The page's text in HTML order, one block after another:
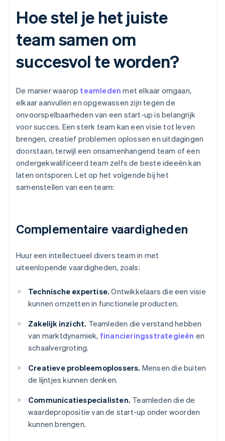
Hoe stel je het juiste
team samen om
succesvol te worden?
De manier waarop teamleden met elkaar omgaan,
elkaar aanvullen en opgewassen zijn tegen de
onvoorspelbaarheden van een start-up is belangrijk
voor succes. Een sterk team kan een visie tot leven
brengen, creatief problemen oplossen en uitdagingen
doorstaan, terwijl een onsamenhangend team of een
ondergekwalificeerd team zelfs de beste ideeën kan
laten ontsporen. Let op het volgende bij het
samenstellen van een team:
Complementaire vaardigheden
Huur een intellectueel divers team in met
uiteenlopende vaardigheden, zoals:
Technische expertise. Ontwikkelaars die een visie
kunnen omzetten in functionele producten.
Zakelijk inzicht. Teamleden die verstand hebben
van marktdynamiek, financieringsstrategieën en
schaalvergroting.
Creatieve probleemoplossers. Mensen die buiten
de lijntjes kunnen denken.
Communicatiespecialisten. Teamleden die de
waardepropositie van de start-up onder woorden
kunnen brengen.